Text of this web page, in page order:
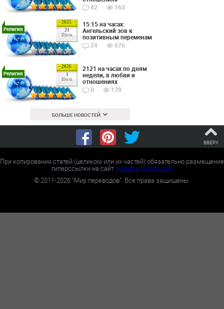
42
163
2025
21
Июль
Религия
15:15 на часах:
Ангельский зов к
позитивным переменам
24
676
2026
1
Июль
Религия
2121 на часах по дням
недели, в любви и
отношениях
0
139
БОЛЬШЕ НОВОСТЕЙ
ВВЕРХ
При копировании статей (целиком или их частей) обязательно размещение
гиперссылки на сайтworldtranslation.org.
©2011-2026 "Мир переводов". Все права защищены.